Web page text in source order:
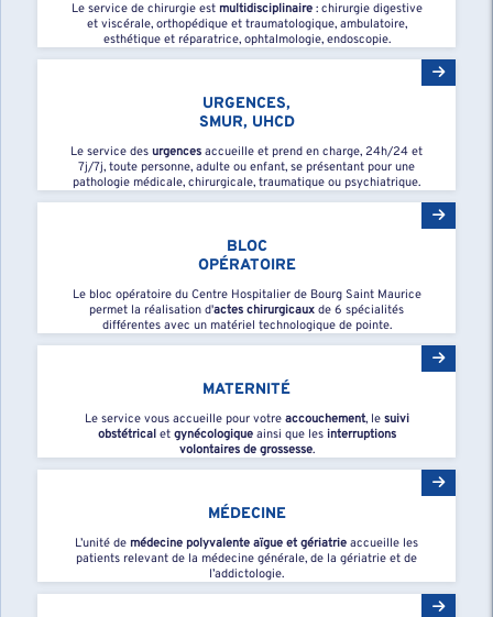
Le service de chirurgie est multidisciplinaire: chirurgie digestive
et viscérale, orthopédique et traumatologique, ambulatoire,
esthétique et réparatrice, ophtalmologie, endoscopie.
URGENCES,
SMUR, UHCD
Le service des urgences accueille et prend en charge, 24h/24 et
7j/7j, toute personne, adulte ou enfant, se présentant pour une
pathologie médicale, chirurgicale, traumatique ou psychiatrique.
BLOC
OPÉRATOIRE
Le bloc opératoire du Centre Hospitalier de Bourg Saint Maurice
permet la réalisation d'actes chirurgicaux de 6 spécialités
différentes avec un matériel technologique de pointe.
MATERNITÉ
Le service vous accueille pour votre accouchement, le suivi
obstétricalet gynécologiqueainsi que les interruptions
volontaires de grossesse.
MÉDECINE
L’unité de médecine polyvalente aïgue et gériatrie accueille les
patients relevant de la médecine générale, de la gériatrie et de
l’addictologie.